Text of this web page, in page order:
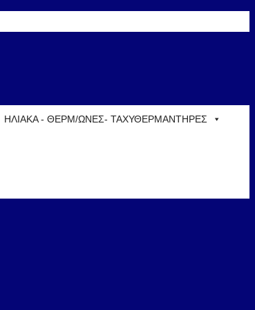
ΗΛΙΑΚΑ - ΘΕΡΜ/ΩΝΕΣ- ΤΑΧΥΘΕΡΜΑΝΤΗΡΕΣ